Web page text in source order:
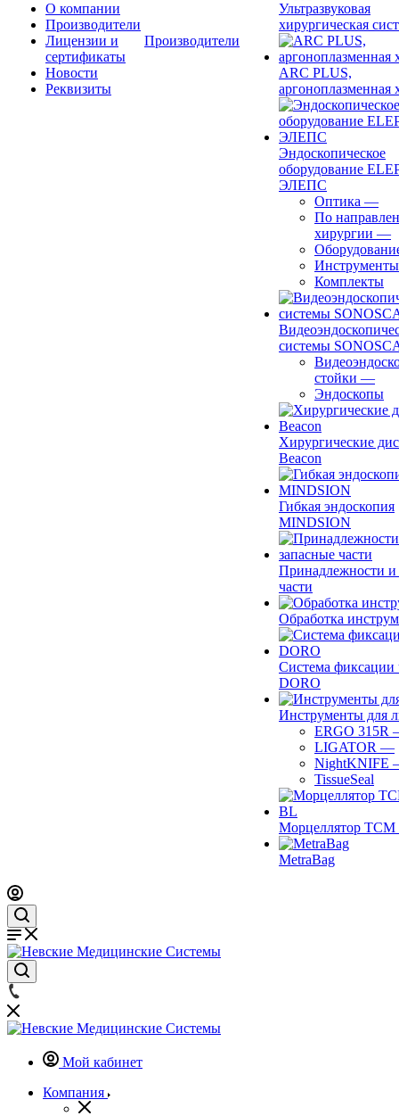
О компании
Производители
Лицензии и
сертификаты
Новости
Реквизиты
Производители
Ультразвуковая
хирургическая
ARC PLUS,
аргоноплазменная
Эндоскопическое
оборудование
ЭЛЕПС
Оптика —
По
хирургии —
Инструменты
Комплекты
системы
стойки —
Эндоскопы
Хирургические
Beacon
Гибкая эндоскопия
MINDSION
Принадлежности и
части
Обработка
Система фиксации
DORO
Инструменты для
ERGO 315R
LIGATOR —
NightKNIFE
TissueSeal
Морцеллятор ТСМ
MetraBag
Мой кабинет
Компания